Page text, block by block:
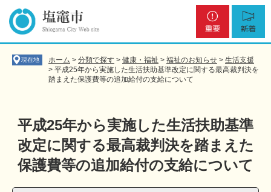
の
ー
現在地 ホーム > 分類で探す > 健康・福祉 > 福祉のお知らせ > 生活支援
> 平成25年から実施した生活扶助基準改定に関する最高裁判決を
踏まえた保護費等の追加給付の支給について
平成25年から実施した生活扶助基準
改定に関する最高裁判決を踏まえた
保護費等の追加給付の支給について